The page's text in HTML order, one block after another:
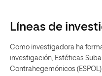
Líneas de
Como investigadora ha
investigación, Estéticas
Contrahegemónicos